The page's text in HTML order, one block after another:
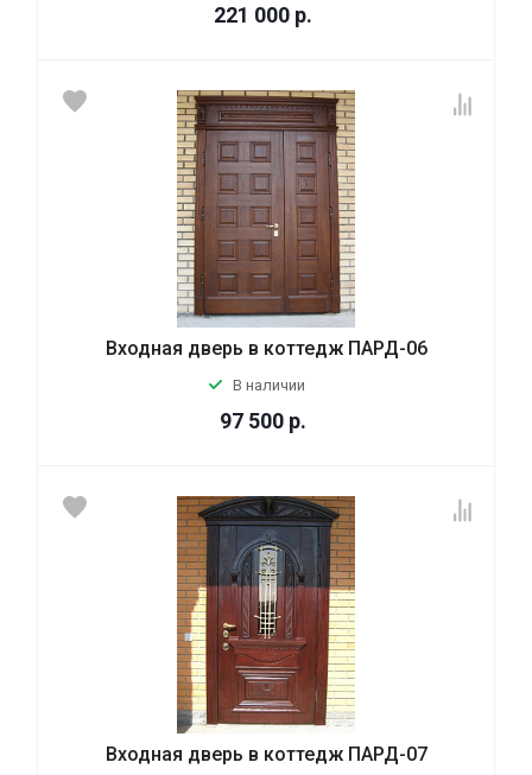
221 000 р.
Входная дверь в коттедж ПАРД-06
В наличии
97 500 р.
Входная дверь в коттедж ПАРД-07